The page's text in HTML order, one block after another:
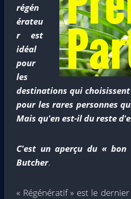
régén
érateu
r est
idéal
pour
les
destinations qui
pour les rares personnes
Mais qu'en est-il du reste
C'est un aperçu du «
Butcher.
« Régénératif » est le